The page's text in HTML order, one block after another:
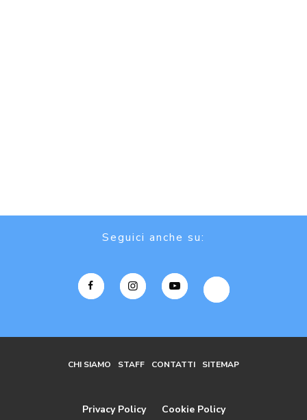
Seguici anche su:
CHI SIAMO STAFF CONTATTI SITEMAP
Privacy Policy Cookie Policy